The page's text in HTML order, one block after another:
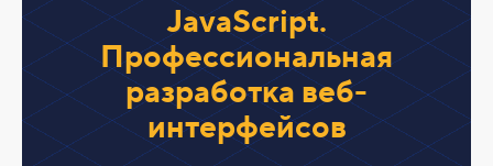
JavaScript.
Профессиональная
разработка веб-
интерфейсов